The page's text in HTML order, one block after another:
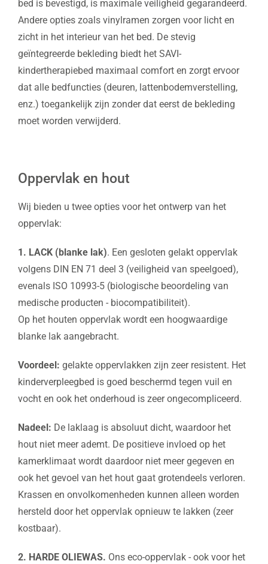
bed is bevestigd, is maximale veiligheid gegarandeerd.
Andere opties zoals vinylramen zorgen voor licht en
zicht in het interieur van het bed. De stevig
geïntegreerde bekleding biedt het SAVI-
kindertherapiebed maximaal comfort en zorgt ervoor
dat alle bedfuncties (deuren, lattenbodemverstelling,
enz.) toegankelijk zijn zonder dat eerst de bekleding
moet worden verwijderd.
Oppervlak en hout
Wij bieden u twee opties voor het ontwerp van het
oppervlak:
1. LACK (blanke lak). Een gesloten gelakt oppervlak
volgens DIN EN 71 deel 3 (veiligheid van speelgoed),
evenals ISO 10993-5 (biologische beoordeling van
medische producten - biocompatibiliteit).
Op het houten oppervlak wordt een hoogwaardige
blanke lak aangebracht.
Voordeel: gelakte oppervlakken zijn zeer resistent. Het
kinderverpleegbed is goed beschermd tegen vuil en
vocht en ook het onderhoud is zeer ongecompliceerd.
Nadeel: De laklaag is absoluut dicht, waardoor het
hout niet meer ademt. De positieve invloed op het
kamerklimaat wordt daardoor niet meer gegeven en
ook het gevoel van het hout gaat grotendeels verloren.
Krassen en onvolkomenheden kunnen alleen worden
hersteld door het oppervlak opnieuw te lakken (zeer
kostbaar).
2. HARDE OLIEWAS. Ons eco-oppervlak - ook voor het